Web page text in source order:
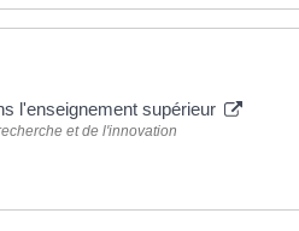
l'enseignement supérieur
et de l'innovation